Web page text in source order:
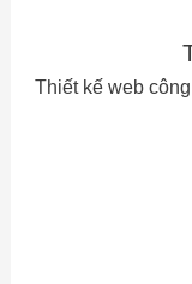
Thiết kế web